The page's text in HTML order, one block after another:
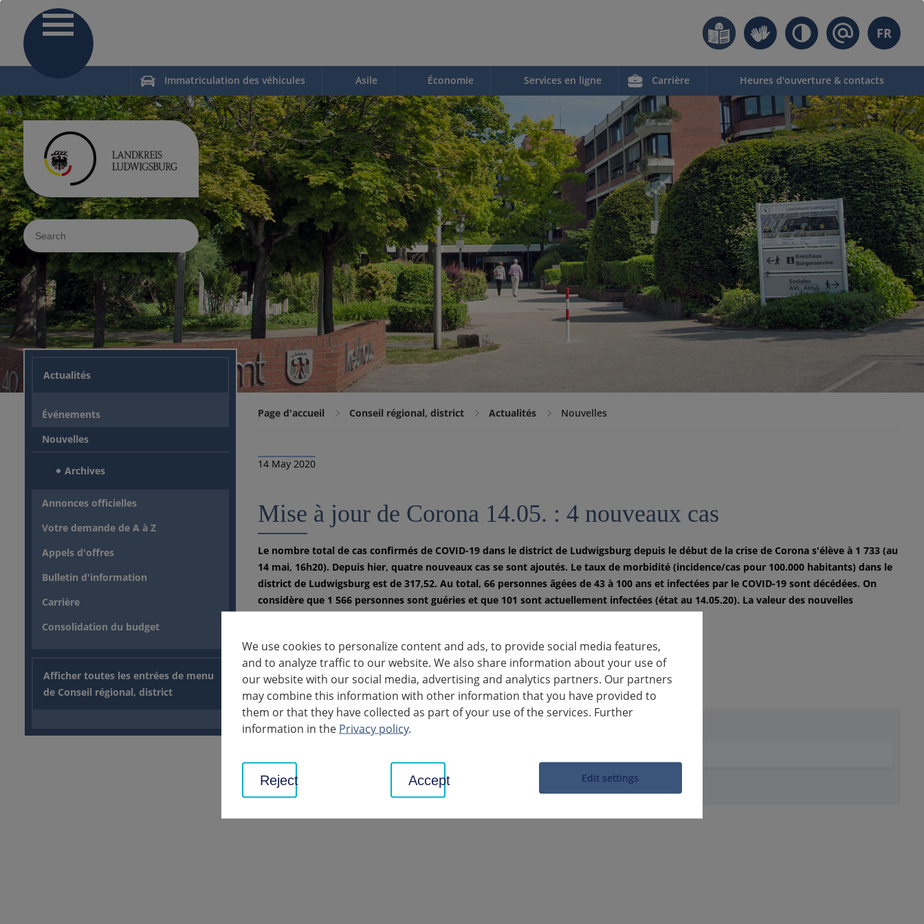
FR
Immatriculation des véhicules Asile Économie Services en ligne Carrière Heures d'ouverture & contacts
Sucheingabe
Actualités
Événements
Nouvelles
Archives
Annonces officielles
Votre demande de A à Z
Appels d'offres
Bulletin d'information
Carrière
Consolidation du budget
Afficher toutes les entrées de menu
de Conseil régional, district
Page d'accueil Conseil régional, district Actualités Nouvelles
14 May 2020
Mise à jour de Corona 14.05. : 4 nouveaux cas
Le nombre total de cas confirmés de COVID-19 dans le district de Ludwigsburg depuis le début de la crise de Corona s'élève à 1 733 (au
14 mai, 16h20). Depuis hier, quatre nouveaux cas se sont ajoutés. Le taux de morbidité (incidence/cas pour 100.000 habitants) dans le
district de Ludwigsburg est de 317,52. Au total, 66 personnes âgées de 43 à 100 ans et infectées par le COVID-19 sont décédées. On
considère que 1 566 personnes sont guéries et que 101 sont actuellement infectées (état au 14.05.20). La valeur des nouvelles
infections au cours des 7 derniers jours pour 100.000 habitants est de 8,6.
retour
Ressources liées
182 Ko
We use cookies to personalize content and ads, to provide social media features,
and to analyze traffic to our website. We also share information about your use of
our website with our social media, advertising and analytics partners. Our partners
may combine this information with other information that you have provided to
them or that they have collected as part of your use of the services. Further
information in the Privacy policy.
Edit settings
Reject Accept